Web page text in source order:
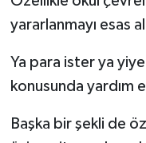
yararlanmayı esas
Ya para ister ya
konusunda yardım
Başka bir şekli de